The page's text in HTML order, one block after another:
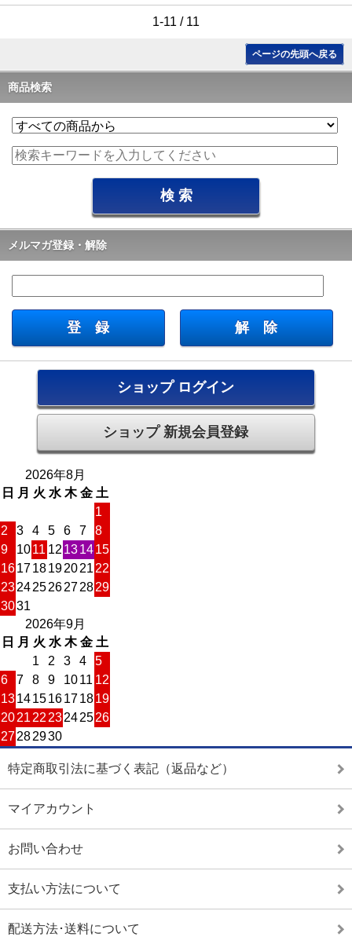
1-11 / 11
ページの先頭へ戻る
商品検索
メルマガ登録・解除
ショップ ログイン
ショップ 新規会員登録
2026年8月
日
月 火 水 木 金 土
1
2
3 4 5 6 7
8
9
1011 12 131415
161718192021 22
23242526272829
3031
2026年9月
日
月 火 水 木 金 土
1
2 3 4
5
6
7 8 9 1011 12
13141516171819
2021 22 23242526
27282930
特定商取引法に基づく表記（返品など）
マイアカウント
お問い合わせ
支払い方法について
配送方法･送料について